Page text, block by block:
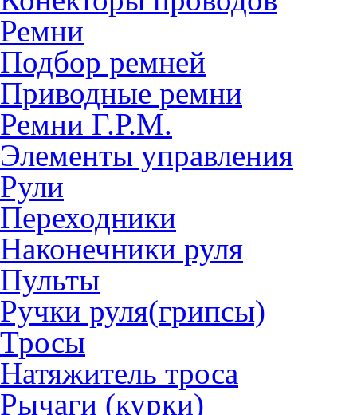
Ремни
Подбор ремней
Приводные ремни
Ремни Г.Р.М.
Элементы управления
Рули
Переходники
Наконечники руля
Пульты
Ручки руля(грипсы)
Тросы
Натяжитель троса
Рычаги (курки)